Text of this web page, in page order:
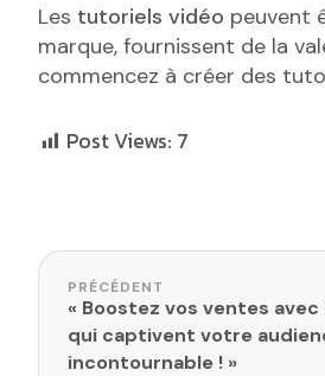
Les tutoriels vidéo peuvent
marque, fournissent de la
commencez à créer des
Post Views: 7
Navigation de
PRÉCÉDENT
« Boostez vos ventes
qui captivent votre
incontournable ! »